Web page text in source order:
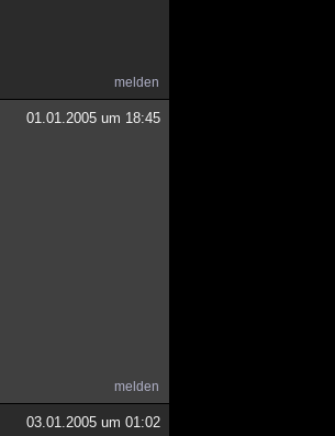
melden
01.01.2005 um 18:45
melden
03.01.2005 um 01:02